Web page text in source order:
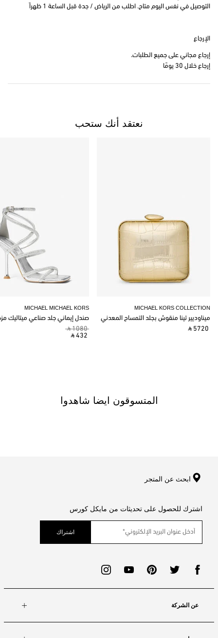
التوصيل في نفس اليوم متاح. اطلب من الرياض / جدة قبل الساعة 1 ظهراً
الإرجاع
إرجاع مجاني على جميع الطلبات.
إرجاع خلال 30 يومًا
نعتقد أنك ستحب
MICHAEL MICHAEL KORS
صندل إيماني جلد صناعي ميتاليك
‎ ⃁ 1080 ‎
‎ ⃁ 432 ‎
MICHAEL KORS COLLECTION
ميناوديير تينا منقوش بجلد التمساح المعدني
‎ ⃁ 5720 ‎
المتسوقون ايضا شاهدوا
ابحث عن المتجر
اشترك للحصول على تحديثات من مايكل كورس
اشتراك
عن الشركة